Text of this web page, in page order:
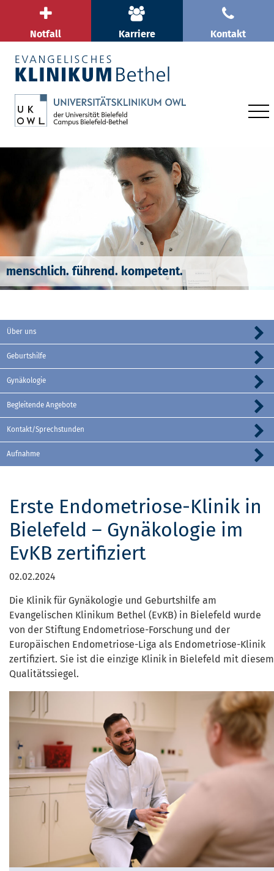
Notfall Karriere Kontakt
menschlich. führend. kompetent.
Über uns
Geburtshilfe
Gynäkologie
Begleitende Angebote
Kontakt/Sprechstunden
Aufnahme
Erste Endometriose-Klinik in
Bielefeld – Gynäkologie im
EvKB zertifiziert
02.02.2024
Die Klinik für Gynäkologie und Geburtshilfe am
Evangelischen Klinikum Bethel (EvKB) in Bielefeld wurde
von der Stiftung Endometriose-Forschung und der
Europäischen Endometriose-Liga als Endometriose-Klinik
zertifiziert. Sie ist die einzige Klinik in Bielefeld mit diesem
Qualitätssiegel.